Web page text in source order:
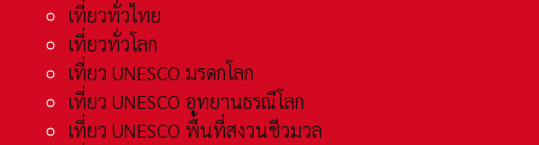
เที่ยวทั่วไทย
เที่ยวทั่วโลก
เที่ยว UNESCO มรดกโลก
เที่ยว UNESCO อุทยานธรณีโลก
เที่ยว UNESCO พื้นที่สงวนชีวมวล